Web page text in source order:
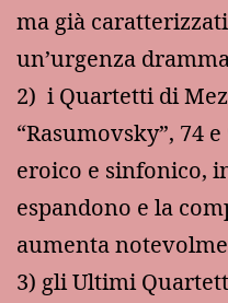
ma già
un’urgenza
2) i Quartetti di
“Rasumovsky”, 74
eroico e sinfonico,
espandono e la
aumenta
3) gli Ultimi